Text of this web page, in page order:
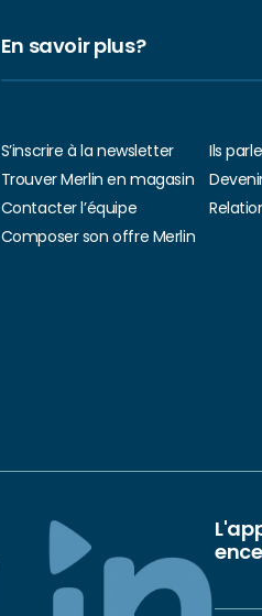
En savoir plus?
S’inscrire à la newsletter
Ils
Trouver Merlin en magasin
Contacter l’équipe
Composer son offre Merlin